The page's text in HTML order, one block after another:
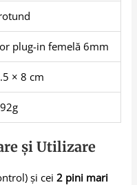
plug-in femelă 6mm
× 8 cm
și Utilizare
și cei2 pini mari